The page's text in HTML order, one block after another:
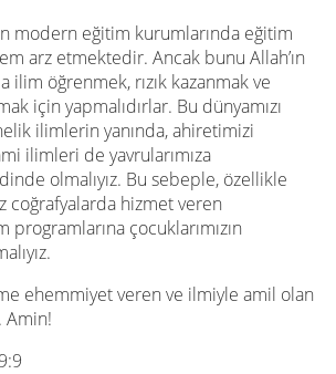
modern eğitim kurumlarında eğitim
arz etmektedir. Ancak bunu Allah’ın
ilim öğrenmek, rızık kazanmak ve
için yapmalıdırlar. Bu dünyamızı
ilimlerin yanında, ahiretimizi
ilimleri de yavrularımıza
olmalıyız. Bu sebeple, özellikle
coğrafyalarda hizmet veren
çocuklarımızın
ehemmiyet veren ve ilmiyle amil olan
Amin!